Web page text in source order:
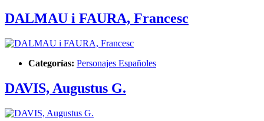
DALMAU i FAURA, Francesc
Categorías: Personajes Españoles
DAVIS, Augustus G.